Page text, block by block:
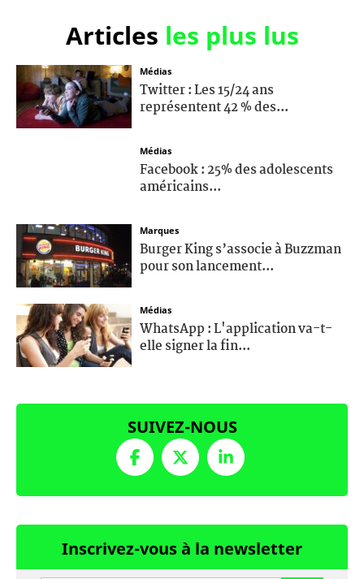
Articles les plus lus
Médias
Twitter : Les 15/24 ans
représentent 42 % des...
Médias
Facebook : 25% des adolescents
américains...
Marques
Burger King s’associe à Buzzman
pour son lancement...
Médias
WhatsApp : L'application va-t-
elle signer la fin...
SUIVEZ-NOUS
Inscrivez-vous à la newsletter